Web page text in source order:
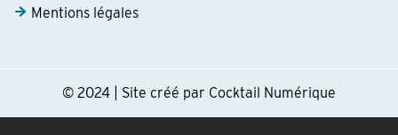
Mentions légales
© 2024 | Site créé par Cocktail Numérique